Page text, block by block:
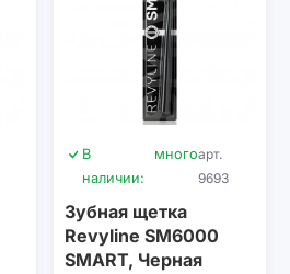
В
наличии:
многоарт.
9693
Зубная щетка
Revyline SM6000
SMART, Черная